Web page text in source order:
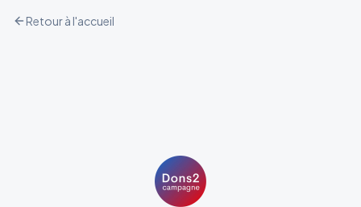
Retour à l'accueil